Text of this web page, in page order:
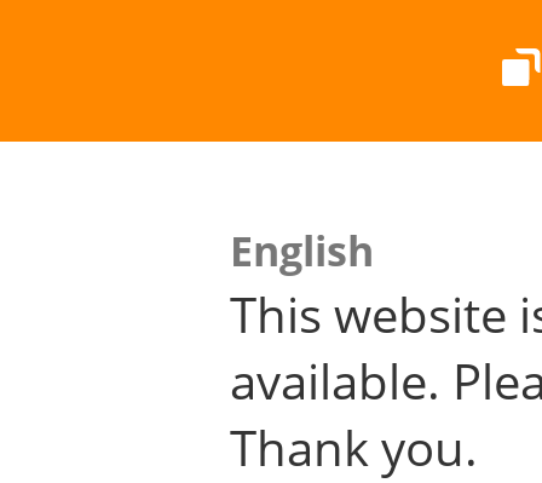
English
This website
available.
Thank you.